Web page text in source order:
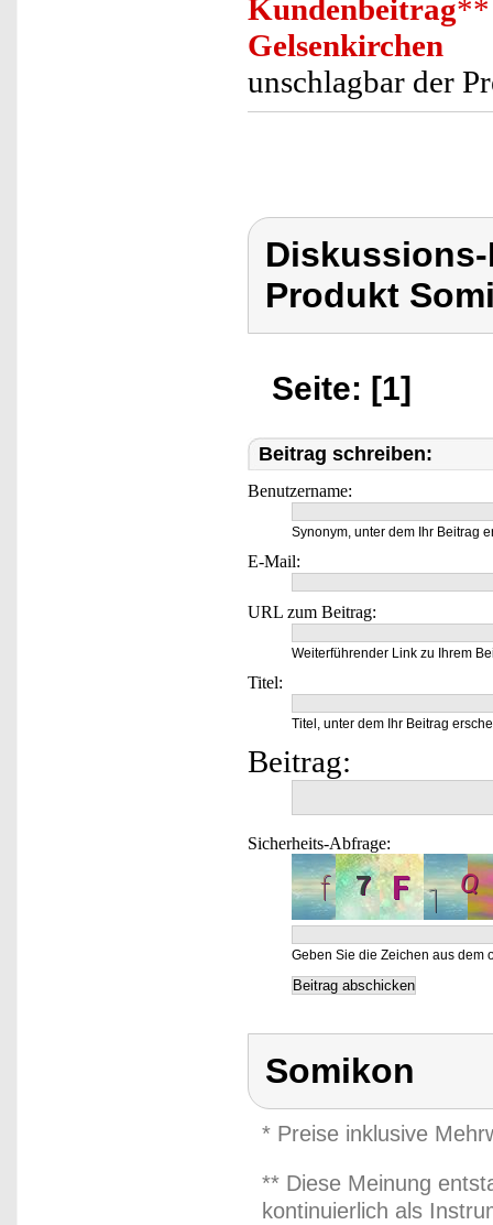
Kundenbeitrag**
Gelsenkirchen
unschlagbar der
Produkt
Seite: [1]
Beitrag schreiben:
Benutzername:
Synonym, unter dem Ihr Beitrag
E-Mail:
URL zum Beitrag:
Weiterführender Link zu Ihrem
Titel:
Titel, unter dem Ihr Beitrag
Beitrag:
Sicherheits-Abfrage:
Geben Sie die Zeichen aus dem
Somikon
* Preise inklusive
** Diese Meinung
kontinuierlich als